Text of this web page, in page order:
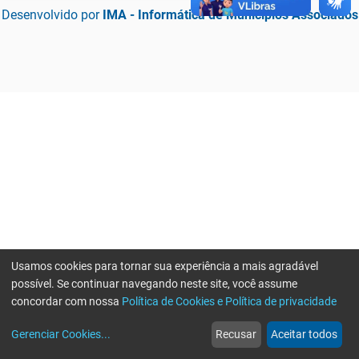
Desenvolvido por IMA - Informática de Municípios Associados
web
Notícias
more_horiz
Mais
Usamos cookies para tornar sua experiência a mais agradável
possível. Se continuar navegando neste site, você assume
concordar com nossa Política de Cookies e Política de privacidade
Gerenciar Cookies... Recusar Aceitar todos
Erro ao enviar informações, por favor tente novamente